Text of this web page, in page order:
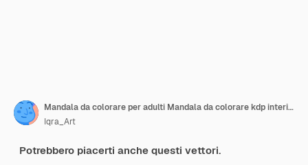
Mandala da colorare per adulti Mandala da colorare kdp interior Pagina da colorare per adulti
Iqra_Art
Potrebbero piacerti anche questi vettori.